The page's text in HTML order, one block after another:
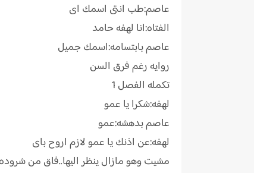
عاصم:طب انتى اسمك اى
الفتاه:انا لهفه حامد
عاصم بابتسامه:اسمك جميل
روايه رغم فرق السن
تكمله الفصل 1
لهفه:شكرا يا عمو
عاصم بدهشه:عمو
لهفه:عن اذنك يا عمو لازم اروح باى
مشيت وهو مازال ينظر اليها..فاق من